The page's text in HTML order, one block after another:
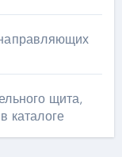
щита,
каталоге